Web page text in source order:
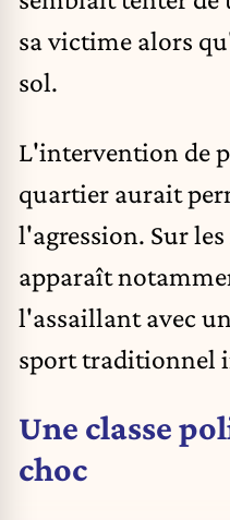
sa victime alors
sol.
L'intervention de
quartier aurait
l'agression. Sur
apparaît
l'assaillant avec
sport traditionnel
Une classe
choc